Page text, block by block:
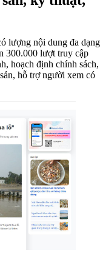
lượng nội dung đa dạng
300.000 lượt truy cập
hoạch định chính sách,
hỗ trợ người xem có